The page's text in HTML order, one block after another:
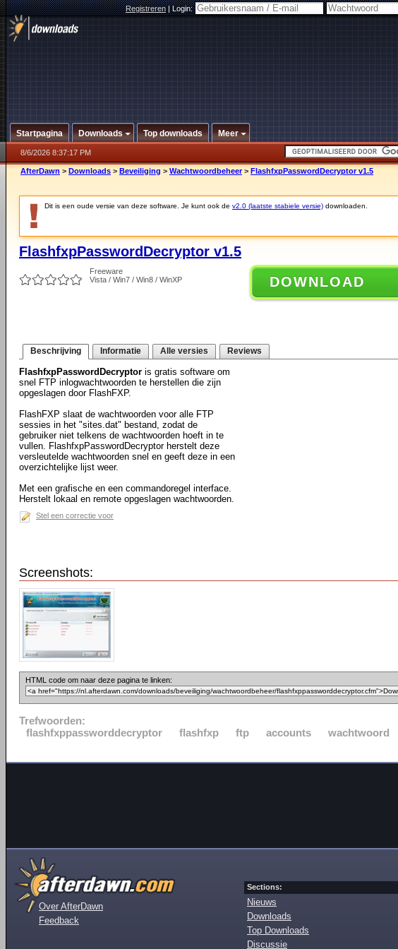
Registreren|Login:
Startpagina Downloads Top downloads Meer
8/6/2026 8:37:17 PM
AfterDawn > Downloads > Beveiliging > Wachtwoordbeheer > FlashfxpPasswordDecryptor v1.5
Dit is een oude versie van deze software. Je kunt ook de v2.0 (laatste stabiele versie) downloaden.
FlashfxpPasswordDecryptor v1.5
Freeware
Vista / Win7 / Win8 / WinXP
DOWNLOAD
Beschrijving Informatie Alle versies Reviews
FlashfxpPasswordDecryptor is gratis software om
snel FTP inlogwachtwoorden te herstellen die zijn
opgeslagen door FlashFXP.
FlashFXP slaat de wachtwoorden voor alle FTP
sessies in het "sites.dat" bestand, zodat de
gebruiker niet telkens de wachtwoorden hoeft in te
vullen. FlashfxpPasswordDecryptor herstelt deze
versleutelde wachtwoorden snel en geeft deze in een
overzichtelijke lijst weer.
Met een grafische en een commandoregel interface.
Herstelt lokaal en remote opgeslagen wachtwoorden.
Stel een correctie voor
Screenshots:
HTML code om naar deze pagina te linken:
Trefwoorden:
flashfxppassworddecryptor
flashfxp ftp accounts wachtwoord
Over AfterDawn
Feedback
Sections:
Nieuws
Downloads
Top Downloads
Discussie